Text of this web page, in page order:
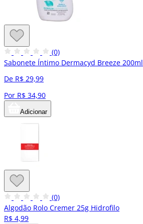
(0)
Sabonete Íntimo Dermacyd Breeze 200ml
De R$ 29,99
Por R$ 34,90
Adicionar
(0)
Algodão Rolo Cremer 25g Hidrofilo
R$ 4,99